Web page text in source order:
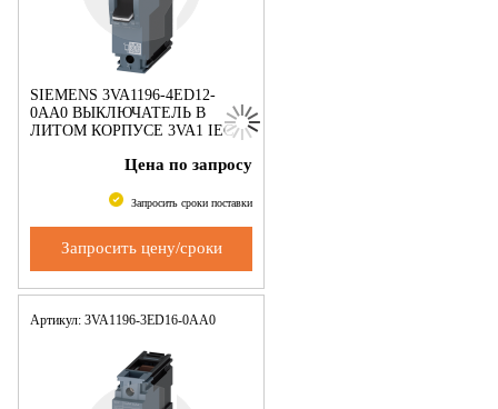
SIEMENS 3VA1196-4ED12-
0AA0 ВЫКЛЮЧАТЕЛЬ В
ЛИТОМ КОРПУСЕ 3VA1 IEC
ОТКЛ. СПОСОБНОСТИ S
ЗАЩИТА ЛИНИИ TM21
Цена по запросу
Запросить сроки поставки
Запросить цену/сроки
Артикул: 3VA1196-3ED16-0AA0